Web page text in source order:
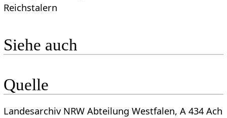
Reichstalern
Siehe auch
Quelle
Landesarchiv NRW Abteilung Westfalen, A 434 Ach